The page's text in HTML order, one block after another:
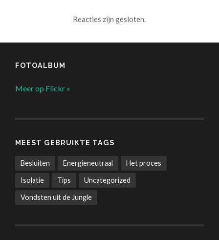
Reacties zijn gesloten.
FOTOALBUM
Meer op Flickr »
MEEST GEBRUIKTE TAGS
Besluiten Energieneutraal Het proces
Isolatie Tips Uncategorized
Vondsten uit de Jungle